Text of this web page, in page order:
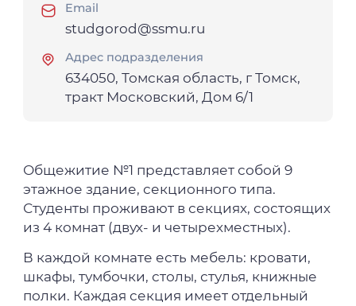
Email
studgorod@ssmu.ru
Адрес подразделения
634050, Томская область, г Томск,
тракт Московский, Дом 6/1
Общежитие №1 представляет собой 9
этажное здание, секционного типа.
Студенты проживают в секциях, состоящих
из 4 комнат (двух- и четырехместных).
В каждой комнате есть мебель: кровати,
шкафы, тумбочки, столы, стулья, книжные
полки. Каждая секция имеет отдельный